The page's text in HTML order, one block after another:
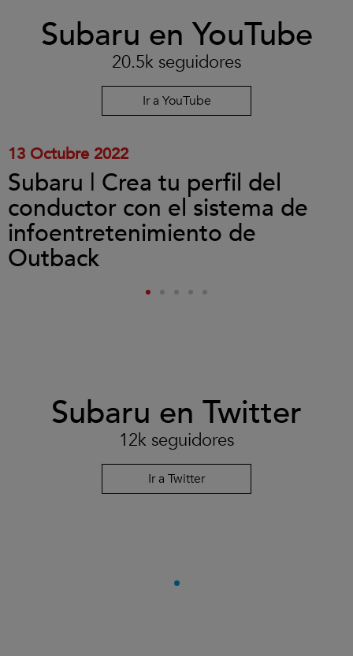
Subaru en YouTube
20.5k seguidores
Ir a YouTube
aceptar
13 Octubre 2022
Subaru | Crea tu perfil del
conductor con el sistema de
infoentretenimiento de
Outback
Subaru en Twitter
12k seguidores
Ir a Twitter